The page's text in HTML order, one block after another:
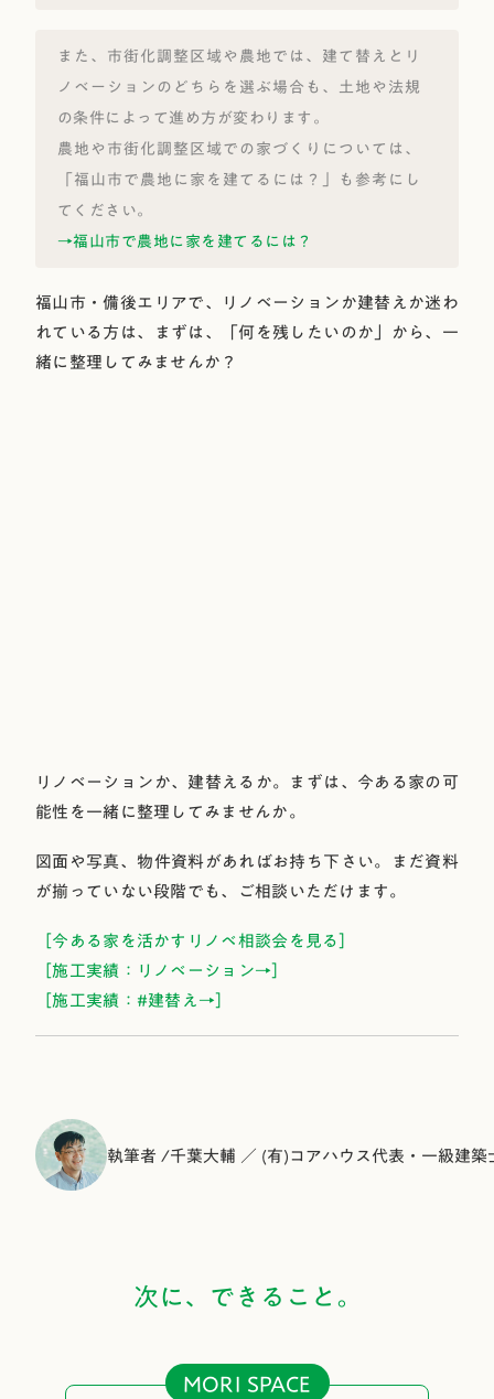
また、市街化調整区域や農地では、建て替えとリ
ノベーションのどちらを選ぶ場合も、土地や法規
の条件によって進め方が変わります。
農地や市街化調整区域での家づくりについては、
「福山市で農地に家を建てるには？」も参考にし
てください。
→福山市で農地に家を建てるには？
福山市・備後エリアで、リノベーションか建替えか迷わ
れている方は、まずは、「何を残したいのか」から、一
緒に整理してみませんか？
リノベーションか、建替えるか。まずは、今ある家の可
能性を一緒に整理してみませんか。
図面や写真、物件資料があればお持ち下さい。まだ資料
が揃っていない段階でも、ご相談いただけます。
［今ある家を活かすリノベ相談会を見る］
［施工実績：リノベーション→］
［施工実績：#建替え→］
執筆者 /千葉大輔 ／ (有)コアハウス代表・一級建築
次に、できること。
MORI SPACE